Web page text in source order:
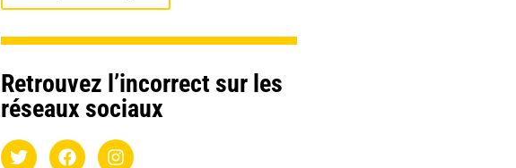
Retrouvez l’incorrect sur les
réseaux sociaux